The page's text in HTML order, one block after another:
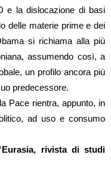
e la dislocazione di basi
delle materie prime e dei
si richiama alla più
assumendo così, a
un profilo ancora più
predecessore.
Pace rientra, appunto, in
ad uso e consumo
rivista di studi